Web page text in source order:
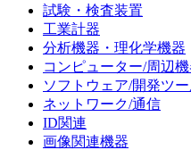
試験・検査装置
工業計器
分析機器・理化学機器
コンピューター/周辺
ソフトウェア/開発ツ
ネットワーク/通信
ID関連
画像関連機器